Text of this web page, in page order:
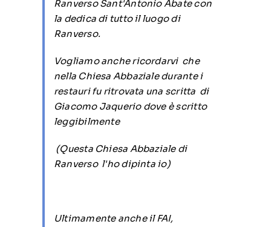
Ranverso Sant'Antonio Abate con
la dedica di tutto il luogo di
Ranverso.
Vogliamo anche ricordarvi che
nella Chiesa Abbaziale durante i
restauri fu ritrovata una scritta di
Giacomo Jaquerio dove è scritto
leggibilmente
(Questa Chiesa Abbaziale di
Ranverso l'ho dipinta io)
Ultimamente anche il FAI,